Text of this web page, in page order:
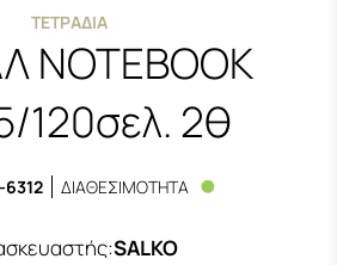
ΤΕΤΡΆΔΙΑ
NOTEBOOK
120σελ. 2θ
6312 ΔΙΑΘΕΣΙΜΟΤΗΤΑ
:SALKO